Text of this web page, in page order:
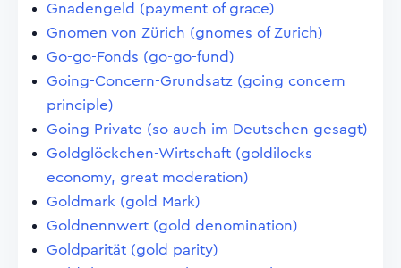
Gnadengeld (payment of grace)
Gnomen von Zürich (gnomes of Zurich)
Go-go-Fonds (go-go-fund)
Going-Concern-Grundsatz (going concern
principle)
Going Private (so auch im Deutschen gesagt)
Goldglöckchen-Wirtschaft (goldilocks
economy, great moderation)
Goldmark (gold Mark)
Goldnennwert (gold denomination)
Goldparität (gold parity)